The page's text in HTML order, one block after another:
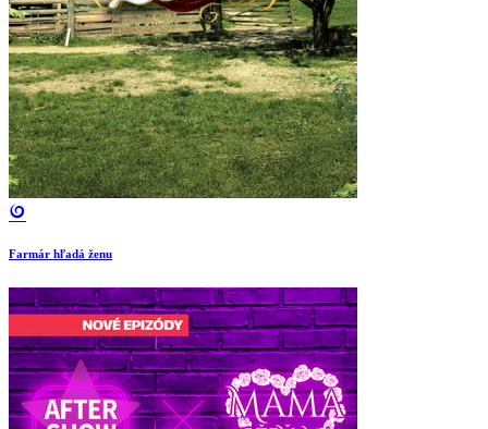
Farmár hľadá ženu